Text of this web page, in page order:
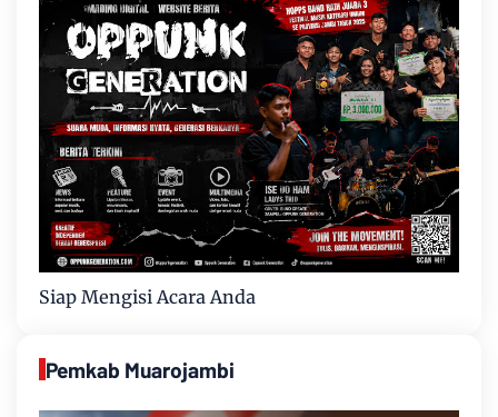
Siap Mengisi Acara Anda
Pemkab Muarojambi